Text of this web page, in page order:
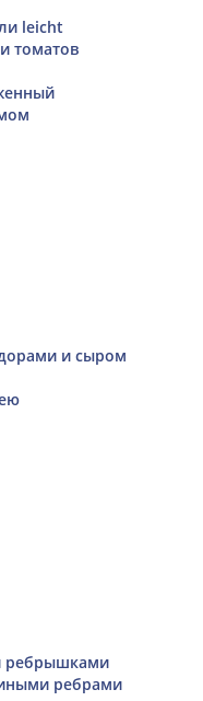
leicht
томатов
и сыром
ребрышками
ребрами